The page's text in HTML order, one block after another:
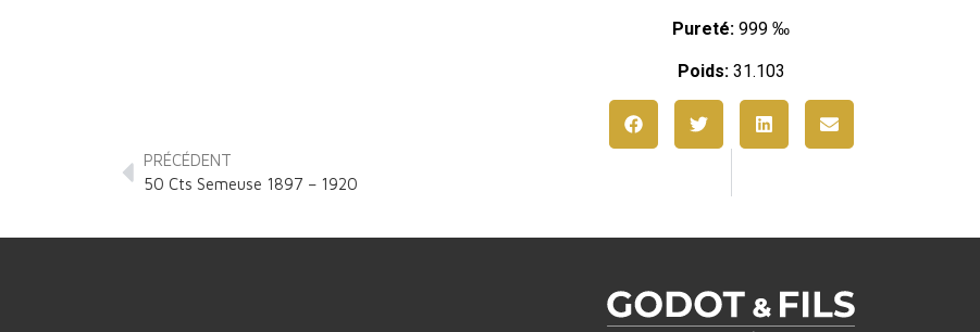
Pureté: 999 ‰
Poids:31.103
PRÉCÉDENT
50 Cts Semeuse 1897 – 1920